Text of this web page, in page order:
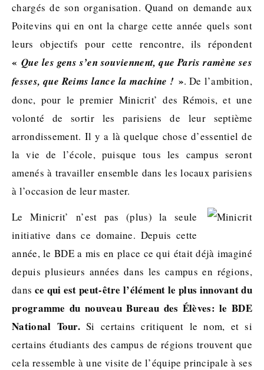
chargés de son organisation. Quand on demande aux
Poitevins qui en ont la charge cette année quels sont
leurs objectifs pour cette rencontre, ils répondent
«Que les gens s’en souviennent, que Paris ramène ses
fesses, que Reims lance la machine ! ». De l’ambition,
donc, pour le premier Minicrit’ des Rémois, et une
volonté de sortir les parisiens de leur septième
arrondissement. Il y a là quelque chose d’essentiel de
la vie de l’école, puisque tous les campus seront
amenés à travailler ensemble dans les locaux parisiens
à l’occasion de leur master.
Le Minicrit’ n’est pas (plus) la seule
initiative dans ce domaine. Depuis cette
année, le BDE a mis en place ce qui était déjà imaginé
depuis plusieurs années dans les campus en régions,
dans ce qui est peut-être l’élément le plus innovant du
programme du nouveau Bureau des Élèves: le BDE
National Tour. Si certains critiquent le nom, et si
certains étudiants des campus de régions trouvent que
cela ressemble à une visite de l’équipe principale à ses